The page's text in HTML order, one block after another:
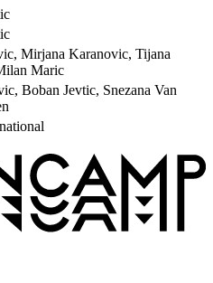
Mirjana Karanovic, Tijana
Maric
Boban Jevtic, Snezana Van